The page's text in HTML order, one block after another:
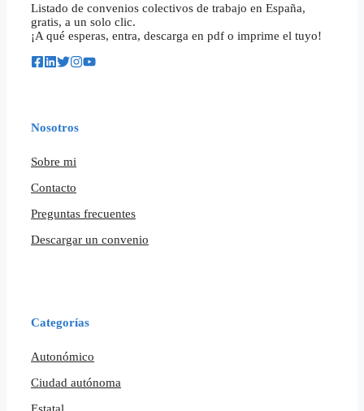
Listado de convenios colectivos de trabajo en España,
gratis, a un solo clic.
¡A qué esperas, entra, descarga en pdf o imprime el tuyo!
Nosotros
Sobre mi
Contacto
Preguntas frecuentes
Descargar un convenio
Categorías
Autonómico
Ciudad autónoma